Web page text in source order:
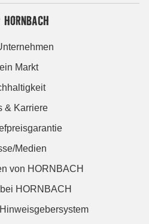
Markt
& Karriere
Medien
von HORNBACH
HORNBACH